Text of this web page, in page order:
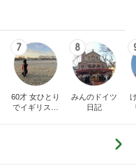
7
60才 女ひとり
でイギリスに
8
みんのドイツ
日記